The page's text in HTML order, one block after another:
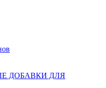
ДОБАВКИ ДЛЯ